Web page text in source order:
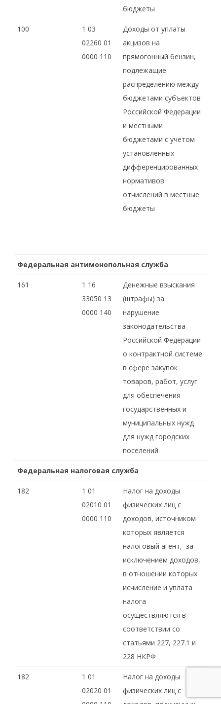
бюджеты
100
1 03
02260 01
0000 110
Доходы от уплаты
акцизов на
прямогонный бензин,
подлежащие
распределению между
бюджетами субъектов
Российской Федерации
и местными
бюджетами с учетом
установленных
дифференцированных
нормативов
отчислений в местные
бюджеты
Федеральная антимонопольная служба
161
1 16
33050 13
0000 140
Денежные взыскания
(штрафы) за
нарушение
законодательства
Российской Федерации
о контрактной системе
в сфере закупок
товаров, работ, услуг
для обеспечения
государственных и
муниципальных нужд
для нужд городских
поселений
Федеральная налоговая служба
182
1 01
02010 01
0000 110
Налог на доходы
физических лиц с
доходов, источником
которых является
налоговый агент, за
исключением доходов,
в отношении которых
исчисление и уплата
налога
осуществляются в
соответствии со
статьями 227, 227.1 и
228 НКРФ
182
1 01
02020 01
Налог на доходы
физических лиц с